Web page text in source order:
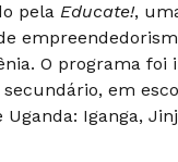
pelaEducate!,
O programa
em
Iganga,